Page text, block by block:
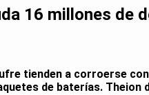
16 millones de
tienden a corroerse
de baterías.